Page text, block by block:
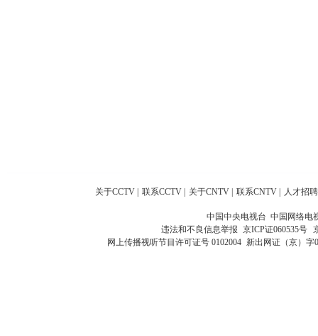
关于CCTV 联系CCTV 关于CNTV 联系CNTV 人才招聘
中国中央电视台 中国网络电
违法和不良信息举报 京ICP证060535号
网上传播视听节目许可证号 0102004 新出网证（京）